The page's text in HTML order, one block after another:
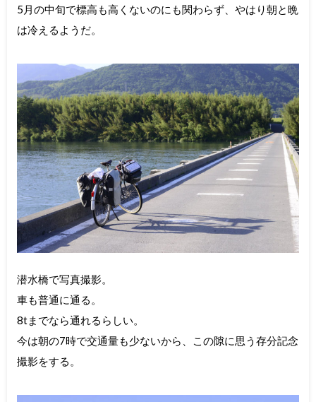
5月の中旬で標高も高くないのにも関わらず、やはり朝と晩
は冷えるようだ。
潜水橋で写真撮影。
車も普通に通る。
8tまでなら通れるらしい。
今は朝の7時で交通量も少ないから、この隙に思う存分記念
撮影をする。